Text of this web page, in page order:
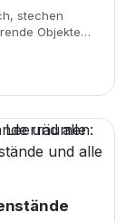
stechen
Objekte
außerdem
sichtbaren